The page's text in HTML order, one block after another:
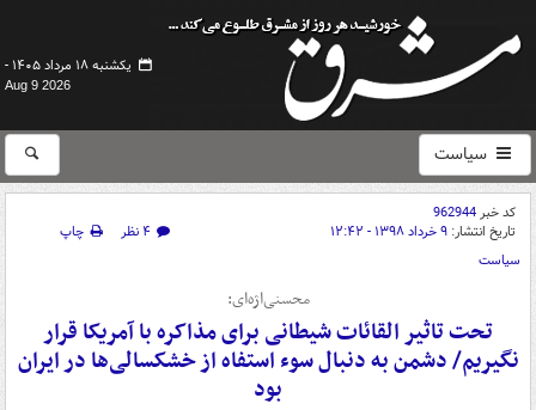
یکشنبه ۱۸ مرداد ۱۴۰۵ -
Aug 9 2026
سیاست
کد خبر962944
تاریخ انتشار: ۹ خرداد ۱۳۹۸ - ۱۲:۴۲ ۴ نظر
چاپ
سیاست
محسنی‌اژه‌ای:
تحت تاثیر ‌القائات شیطانی برای مذاکره با آمریکا قرار
نگیریم/ دشمن به دنبال سوء استفاه از خشکسالی‌ها در ایران
بود